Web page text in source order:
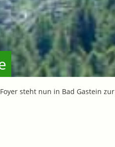
steht nun in Bad Gastein zur